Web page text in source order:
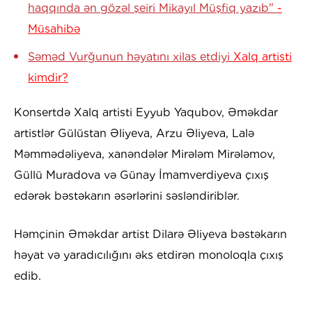
haqqında ən gözəl şeiri Mikayıl Müşfiq yazıb" -
Müsahibə
Səməd Vurğunun həyatını xilas etdiyi Xalq artisti
kimdir?
Konsertdə Xalq artisti Eyyub Yaqubov, Əməkdar
artistlər Gülüstan Əliyeva, Arzu Əliyeva, Lalə
Məmmədəliyeva, xanəndələr Mirələm Mirələmov,
Güllü Muradova və Günay İmamverdiyeva çıxış
edərək bəstəkarın əsərlərini səsləndiriblər.
Həmçinin Əməkdar artist Dilarə Əliyeva bəstəkarın
həyat və yaradıcılığını əks etdirən monoloqla çıxış
edib.